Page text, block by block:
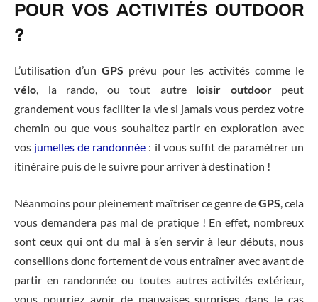
POUR VOS ACTIVITÉS OUTDOOR
?
L’utilisation d’un GPS prévu pour les activités comme le
vélo, la rando, ou tout autre loisir outdoorpeut
grandement vous faciliter la vie si jamais vous perdez votre
chemin ou que vous souhaitez partir en exploration avec
vos jumelles de randonnée : il vous suffit de paramétrer un
itinéraire puis de le suivre pour arriver à destination !
Néanmoins pour pleinement maîtriser ce genre deGPS , cela
vous demandera pas mal de pratique ! En effet, nombreux
sont ceux qui ont du mal à s’en servir à leur débuts, nous
conseillons donc fortement de vous entraîner avec avant de
partir en randonnée ou toutes autres activités extérieur,
vous pourriez avoir de mauvaises surprises dans le cas